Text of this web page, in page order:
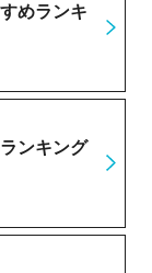
めランキ
ンキング